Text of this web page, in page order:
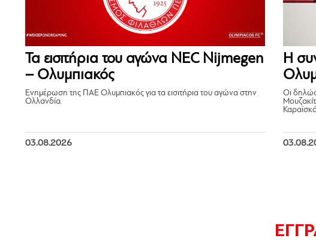
Τα εισιτήρια του αγώνα NEC Nijmegen
– Ολυμπιακός
Ενημέρωση της ΠΑΕ Ολυμπιακός για τα εισιτήρια του αγώνα στην
Ολλανδία.
03.08.2026
Η
Οι